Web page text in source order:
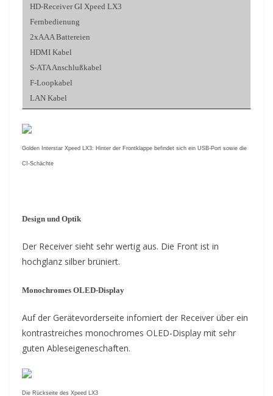
HD-Receiver GI Xpeed LX3
Fernbedienung
2xAAA Battereien
HDMI Kabel
S-ATA Anschlußkabel
F-Loopkabel
LAN Kabel
Golden Interstar Xpeed LX3: Hinter der Frontklappe befindet sich ein USB-Port sowie die
CI-Schächte
Design und Optik
Der Receiver sieht sehr wertig aus. Die Front ist in
hochglanz silber brüniert.
Monochromes OLED-Display
Auf der Gerätevorderseite infomiert der Receiver über ein
kontrastreiches monochromes OLED-Display mit sehr
guten Ableseigeneschaften.
Die Rückseite des Xpeed LX3